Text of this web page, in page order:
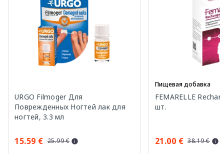
URGO Filmoger Для
Поврежденных Ногтей лак для
ногтей, 3.3 мл
15.59 € 25.99 €
Пищевая добавка
FEMARELLE
шт.
21.00 € 38.19 €